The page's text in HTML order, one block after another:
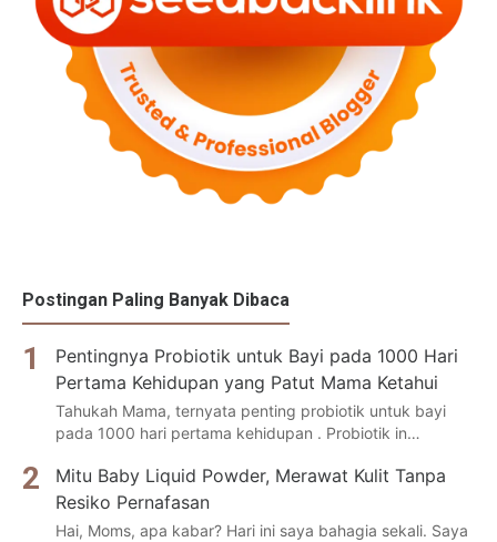
Postingan Paling Banyak Dibaca
Pentingnya Probiotik untuk Bayi pada 1000 Hari
Pertama Kehidupan yang Patut Mama Ketahui
Tahukah Mama, ternyata penting probiotik untuk bayi
pada 1000 hari pertama kehidupan . Probiotik in…
Mitu Baby Liquid Powder, Merawat Kulit Tanpa
Resiko Pernafasan
Hai, Moms, apa kabar? Hari ini saya bahagia sekali. Saya